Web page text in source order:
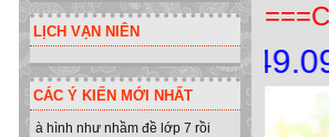
LỊCH VẠN NIÊN
CÁC Ý KIẾN MỚI NHẤT
à hình như nhầm đề lớp 7 rồi